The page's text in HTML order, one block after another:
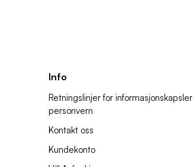
Info
Retningslinjer for
personvern
Kontakt oss
Kundekonto